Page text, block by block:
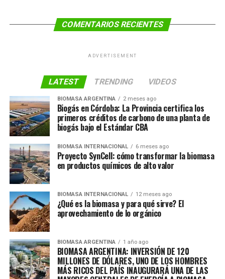
COMENTARIOS RECIENTES
ADVERTISEMENT
LATEST TRENDING VIDEOS
BIOMASA ARGENTINA 2 meses ago
Biogás en Córdoba: La Provincia certifica los
primeros créditos de carbono de una planta de
biogás bajo el Estándar CBA
BIOMASA INTERNACIONAL 6 meses ago
Proyecto SynCell: cómo transformar la biomasa
en productos químicos de alto valor
BIOMASA INTERNACIONAL 12 meses ago
¿Qué es la biomasa y para qué sirve? El
aprovechamiento de lo orgánico
BIOMASA ARGENTINA 1 año ago
BIOMASA ARGENTINA: INVERSIÓN DE 120
MILLONES DE DÓLARES, UNO DE LOS HOMBRES
MÁS RICOS DEL PAÍS INAUGURARÁ UNA DE LAS